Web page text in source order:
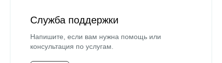
Служба поддержки
Напишите, если вам нужна помощь или
консультация по услугам.